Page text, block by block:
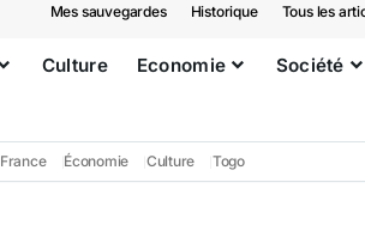
Mes sauvegardes Historique Tous les
Culture Economie Société
France Économie Culture Togo